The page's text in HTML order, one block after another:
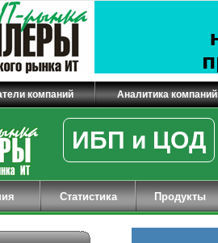
компаний Аналитика компаний
ИБП и ЦОД
Статистика Продукты